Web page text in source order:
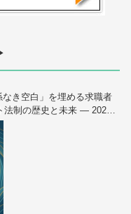
き空白」を埋める求職者
制の歴史と未来 — 2026